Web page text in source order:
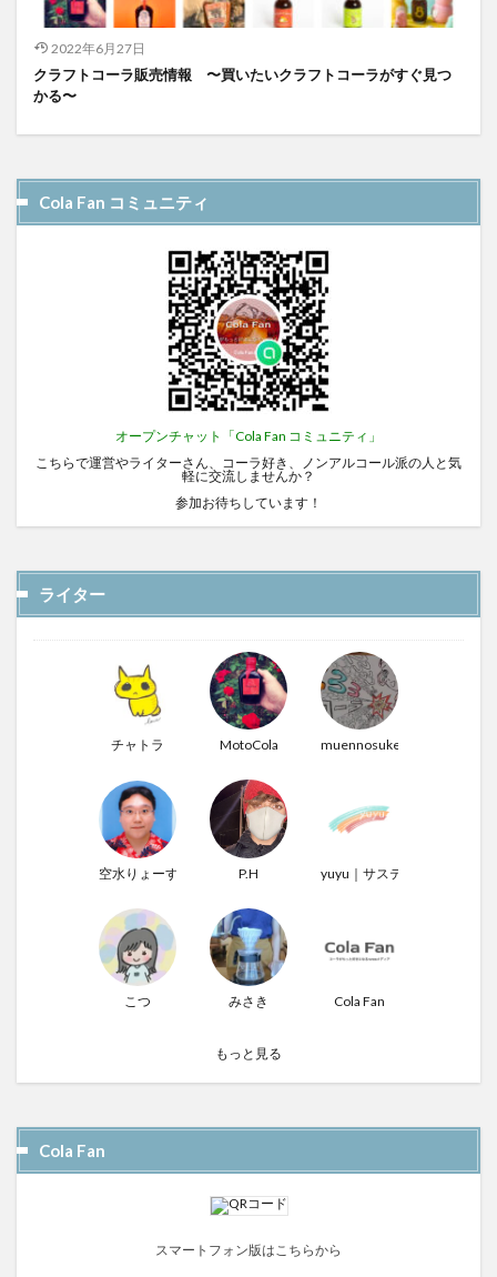
2022年6月27日
クラフトコーラ販売情報 〜買いたいクラフトコーラがすぐ見つ
かる〜
Cola Fan コミュニティ
オープンチャット「Cola Fan コミュニティ」
こちらで運営やライターさん、コーラ好き、ノンアルコール派の人と気
軽に交流しませんか？
参加お待ちしています！
ライター
チャトラ MotoCola muennosuke
空水りょーすけ P.H yuyu｜サステナぶる男
こつ みさき Cola Fan
もっと見る
Cola Fan
スマートフォン版はこちらから